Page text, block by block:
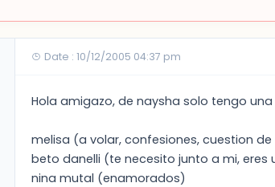
Date : 10/12/2005 04:37 pm
Hola amigazo, de naysha solo tengo
melisa (a volar, confesiones, cuestion
beto danelli (te necesito junto a mi, eres
nina mutal (enamorados)